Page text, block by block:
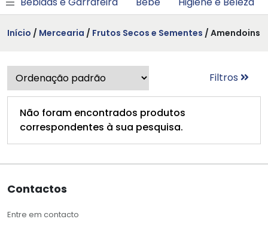
Início / Mercearia / Frutos Secos e Sementes / Amendoins
Filtros
Não foram encontrados produtos
correspondentes à sua pesquisa.
Contactos
Entre em contacto